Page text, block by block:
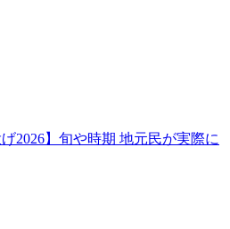
2026】旬や時期 地元民が実際に